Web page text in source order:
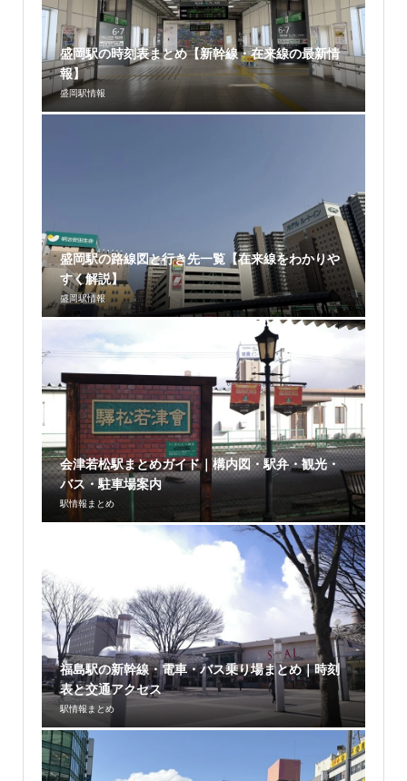
盛岡駅の時刻表まとめ【新幹線・在来線の最新情
報】
盛岡駅情報
盛岡駅の路線図と行き先一覧【在来線をわかりや
すく解説】
盛岡駅情報
会津若松駅まとめガイド｜構内図・駅弁・観光・
バス・駐車場案内
駅情報まとめ
福島駅の新幹線・電車・バス乗り場まとめ｜時刻
表と交通アクセス
駅情報まとめ